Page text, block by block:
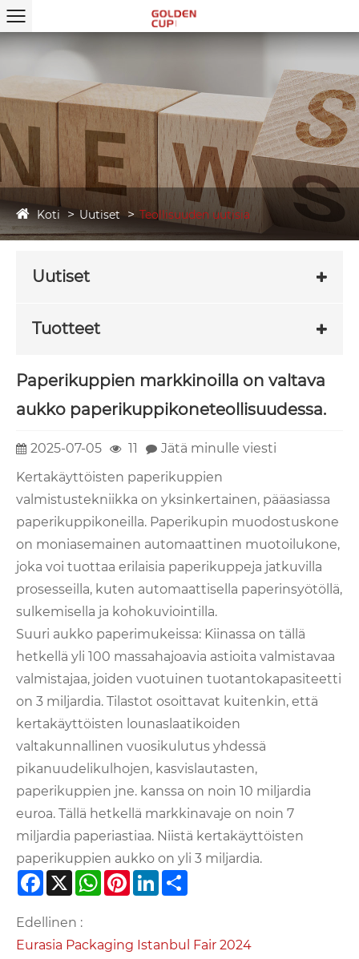
Koti Uutiset Teollisuuden uutisia
Uutiset
Tuotteet
Paperikuppien markkinoilla on valtava
aukko paperikuppikoneteollisuudessa.
2025-07-05 11
Jätä minulle viesti
Kertakäyttöisten paperikuppien
valmistustekniikka on yksinkertainen, pääasiassa
paperikuppikoneilla. Paperikupin muodostuskone
on moniasemainen automaattinen muotoilukone,
joka voi tuottaa erilaisia ​​paperikuppeja jatkuvilla
prosesseilla, kuten automaattisella paperinsyötöllä,
sulkemisella ja kohokuviointilla.
Suuri aukko paperimukeissa: Kiinassa on tällä
hetkellä yli 100 massahajoavia astioita valmistavaa
valmistajaa, joiden vuotuinen tuotantokapasiteetti
on 3 miljardia. Tilastot osoittavat kuitenkin, että
kertakäyttöisten lounaslaatikoiden
valtakunnallinen vuosikulutus yhdessä
pikanuudelikulhojen, kasvislautasten,
paperikuppien jne. kanssa on noin 10 miljardia
euroa. Tällä hetkellä markkinavaje on noin 7
miljardia paperiastiaa. Niistä kertakäyttöisten
paperikuppien aukko on yli 3 miljardia.
Facebook
X WhatsApp
PinterestLinkedIn
Edellinen :
Eurasia Packaging Istanbul Fair 2024